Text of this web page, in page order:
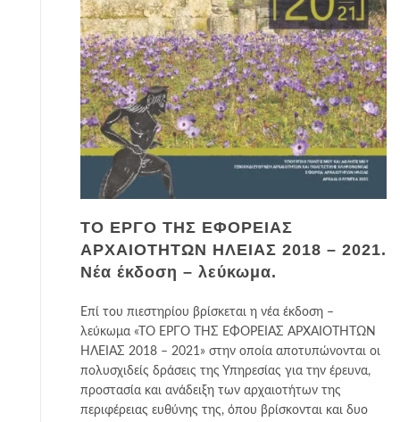
ΤΟ ΕΡΓΟ ΤΗΣ ΕΦΟΡΕΙΑΣ
ΑΡΧΑΙΟΤΗΤΩΝ ΗΛΕΙΑΣ 2018 – 2021.
Νέα έκδοση – λεύκωμα.
Επί του πιεστηρίου βρίσκεται η νέα έκδοση –
λεύκωμα «ΤΟ ΕΡΓΟ ΤΗΣ ΕΦΟΡΕΙΑΣ ΑΡΧΑΙΟΤΗΤΩΝ
ΗΛΕΙΑΣ 2018 – 2021» στην οποία αποτυπώνονται οι
πολυσχιδείς δράσεις της Υπηρεσίας για την έρευνα,
προστασία και ανάδειξη των αρχαιοτήτων της
περιφέρειας ευθύνης της, όπου βρίσκονται και δυο